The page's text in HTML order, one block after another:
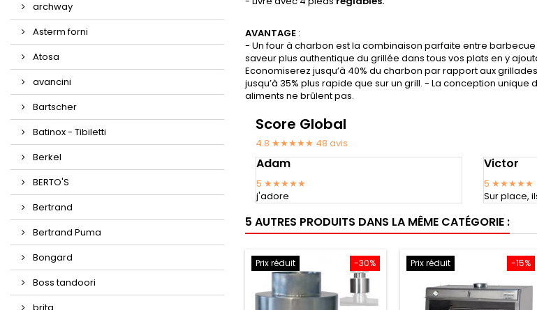
archway
Asterm forni
Atosa
avancini
Bartscher
Batinox - Tibiletti
Berkel
BERTO'S
Bertrand
Bertrand Puma
Bongard
Boss tandoori
AVANTAGE :
- Un four à charbon est la combinaison parfaite entre
saveur plus authentique du grillée dans tous vos plats en y
Economiserez jusqu’à 40% du charbon par rapport aux
jusqu’à 35% plus rapide que sur un grill. - La conception
aliments ne brûlent pas.
Score Global
4.8 ★★★★★ 48 avis
Adam
5 ★★★★★
j'adore
Victor
5 ★★★★★
Sur place,
5 AUTRES PRODUITS DANS LA MÊME CATÉGORIE :
-30%
Prix réduit -15%
Prix réduit